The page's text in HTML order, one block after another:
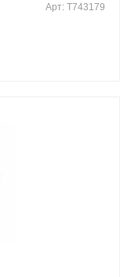
Арт: T743179